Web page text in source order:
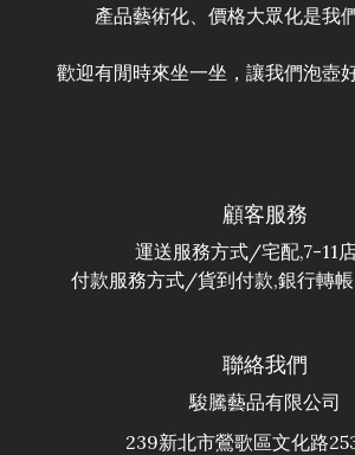
產品藝術化、價格大眾化是我
歡迎有閒時來坐一坐，讓我們泡壺
顧客服務
運送服務方式/宅配,7-11
付款服務方式/貨到付款,銀行轉
聯絡我們
駿騰藝品有限公司
239新北市鶯歌區文化路